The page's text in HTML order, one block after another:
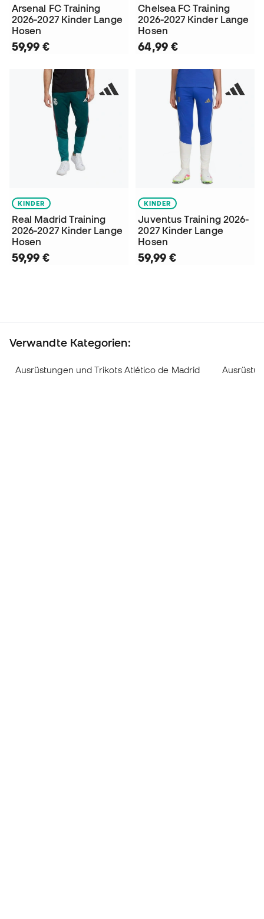
Arsenal FC Training
2026-2027 Kinder Lange
Hosen
59,99 €
Chelsea FC Training
2026-2027 Kinder Lange
Hosen
64,99 €
KINDER
Real Madrid Training
2026-2027 Kinder Lange
Hosen
59,99 €
KINDER
Juventus Training 2026-
2027 Kinder Lange
Hosen
59,99 €
Verwandte Kategorien:
Ausrüstungen und Trikots Atlético de Madrid